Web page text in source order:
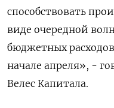
способствовать
виде очередной
бюджетных
начале апреля», -
Велес Капитала.